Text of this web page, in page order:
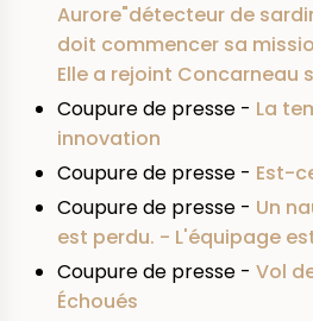
Aurore"détecteur de
doit commencer sa
Elle a rejoint
Coupure de presse - La
innovation
Coupure de presse - Est-
Coupure de presse - Un
est perdu. - L'équipage
Coupure de presse - Vol
Échoués